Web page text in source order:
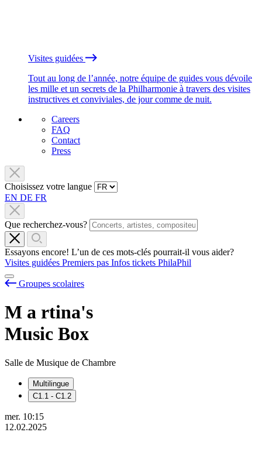
Visites guidées
Tout au long de l’année, notre équipe de guides vous dévoile
les mille et un secrets de la Philharmonie à travers des visites
instructives et conviviales, de jour comme de nuit.
Careers
FAQ
Contact
Press
Choisissez votre langue
EN DE FR
Que recherchez-vous?
Essayons encore! L’un de ces mots-clés pourrait-il vous aider?
Visites guidées Premiers pas Infos tickets PhilaPhil
Groupes scolaires
M a rtina's
Music Box
Salle de Musique de Chambre
Multilingue
C1.1 - C1.2
mer. 10:15
12.02.2025